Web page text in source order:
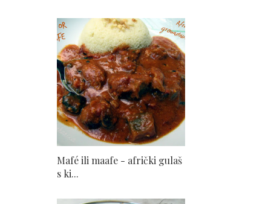
Mafé ili maafe - afrički gulaš
s ki...